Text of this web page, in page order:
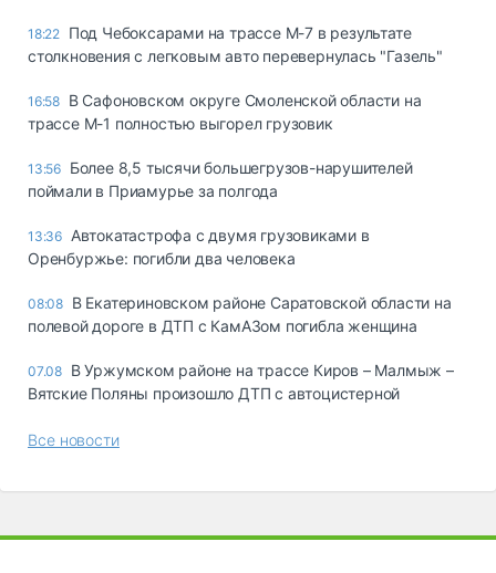
18:22 Под Чебоксарами на трассе М-7 в результате
столкновения с легковым авто перевернулась "Газель"
16:58 В Сафоновском округе Смоленской области на
трассе М-1 полностью выгорел грузовик
13:56 Более 8,5 тысячи большегрузов-нарушителей
поймали в Приамурье за полгода
13:36 Автокатастрофа с двумя грузовиками в
Оренбуржье: погибли два человека
08:08 В Екатериновском районе Саратовской области на
полевой дороге в ДТП с КамАЗом погибла женщина
07.08 В Уржумском районе на трассе Киров – Малмыж –
Вятские Поляны произошло ДТП с автоцистерной
Все новости